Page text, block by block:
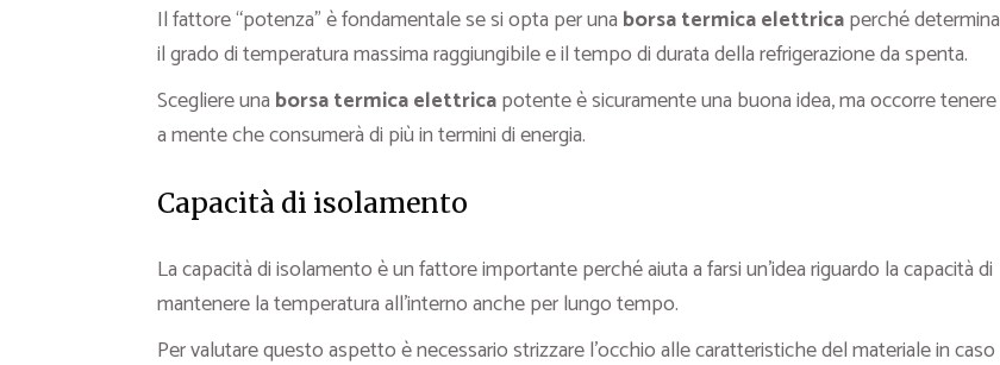
Il fattore “potenza” è fondamentale se si opta per una borsa termica elettricaperché determina
il grado di temperatura massima raggiungibile e il tempo di durata della refrigerazione da spenta.
Scegliere una borsa termica elettricapotente è sicuramente una buona idea, ma occorre tenere
a mente che consumerà di più in termini di energia.
Capacità di isolamento
La capacità di isolamento è un fattore importante perché aiuta a farsi un’idea riguardo la capacità di
mantenere la temperatura all’interno anche per lungo tempo.
Per valutare questo aspetto è necessario strizzare l’occhio alle caratteristiche del materiale in caso